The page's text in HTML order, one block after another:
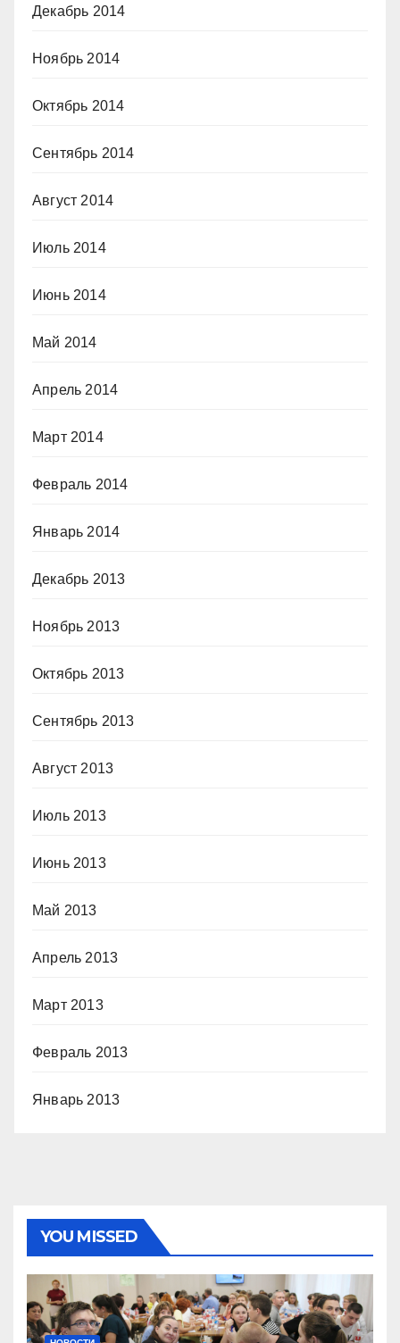
Декабрь 2014
Ноябрь 2014
Октябрь 2014
Сентябрь 2014
Август 2014
Июль 2014
Июнь 2014
Май 2014
Апрель 2014
Март 2014
Февраль 2014
Январь 2014
Декабрь 2013
Ноябрь 2013
Октябрь 2013
Сентябрь 2013
Август 2013
Июль 2013
Июнь 2013
Май 2013
Апрель 2013
Март 2013
Февраль 2013
Январь 2013
YOU MISSED